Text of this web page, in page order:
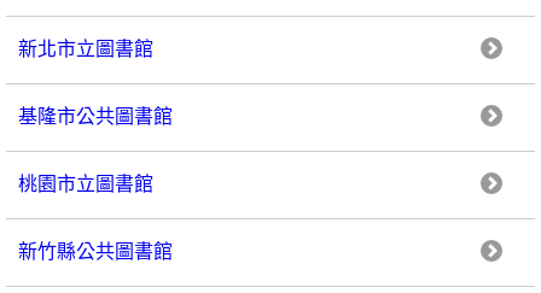
新北市立圖書館
基隆市公共圖書館
桃園市立圖書館
新竹縣公共圖書館